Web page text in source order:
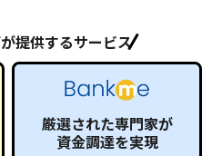
提供するサービス
厳選された専門家が
資金調達を実現